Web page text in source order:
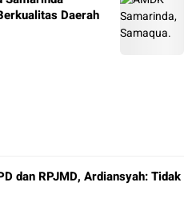
Daerah
dan RPJMD, Ardiansyah: Tidak